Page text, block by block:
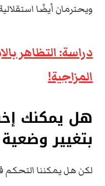
ويحترمان أيضًا
دراسة: التظاهر
المزاجية!
هل يمكنك
بتغيير
لكن هل يمكننا التحكم